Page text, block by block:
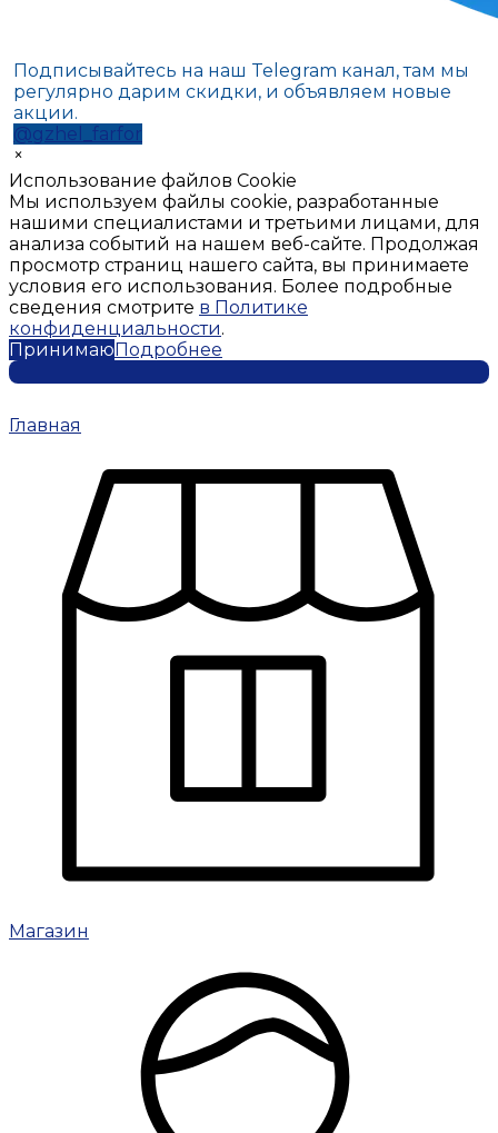
Подписывайтесь на наш Telegram канал, там мы
регулярно дарим скидки, и объявляем новые
акции.
@gzhel_farfor
×
Использование файлов Cookie
Мы используем файлы cookie, разработанные
нашими специалистами и третьими лицами, для
анализа событий на нашем веб-сайте. Продолжая
просмотр страниц нашего сайта, вы принимаете
условия его использования. Более подробные
сведения смотрите в Политике
конфиденциальности.
ПринимаюПодробнее
Главная
Магазин